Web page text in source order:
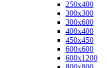
250х400
300х300
300х600
400х400
450х450
600х600
600х1200